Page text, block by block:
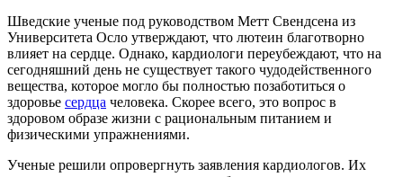
Шведские ученые под руководством Метт Свендсена из
Университета Осло утверждают, что лютеин благотворно
влияет на сердце. Однако, кардиологи переубеждают, что на
сегодняшний день не существует такого чудодейственного
вещества, которое могло бы полностью позаботиться о
здоровье сердца человека. Скорее всего, это вопрос в
здоровом образе жизни с рациональным питанием и
физическими упражнениями.
Ученые решили опровергнуть заявления кардиологов. Их